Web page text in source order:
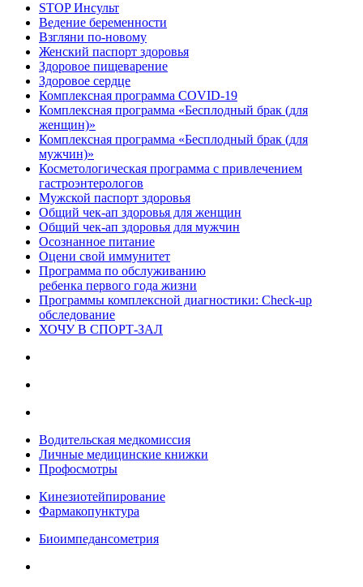
STOP Инсульт
Ведение беременности
Взгляни по-новому
Женский паспорт здоровья
Здоровое пищеварение
Здоровое сердце
Комплексная программа COVID-19
Комплексная программа «Бесплодный брак (для
женщин)»
Комплексная программа «Бесплодный брак (для
мужчин)»
Косметологическая программа с привлечением
гастроэнтерологов
Мужской паспорт здоровья
Общий чек-ап здоровья для женщин
Общий чек-ап здоровья для мужчин
Осознанное питание
Оцени свой иммунитет
Программа по обслуживанию
ребенка первого года жизни
Программы комплексной диагностики: Check-up
обследование
ХОЧУ В CПОРТ-ЗАЛ
Водительская медкомиссия
Личные медицинские книжки
Профосмотры
Кинезиотейпирование
Фармакопунктура
Биоимпедансометрия